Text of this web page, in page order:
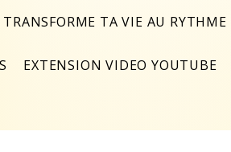
TRANSFORME TA VIE AU
EXTENSION VIDEO YOUTUBE